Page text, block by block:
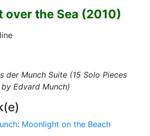
over the Sea (2010)
der Munch Suite (15 Solo Pieces
Edvard Munch)
: Moonlight on the Beach